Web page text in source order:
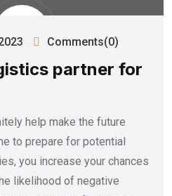
Comments(0)
partner for
help make the future
to prepare for potential
you increase your chances
likelihood of negative